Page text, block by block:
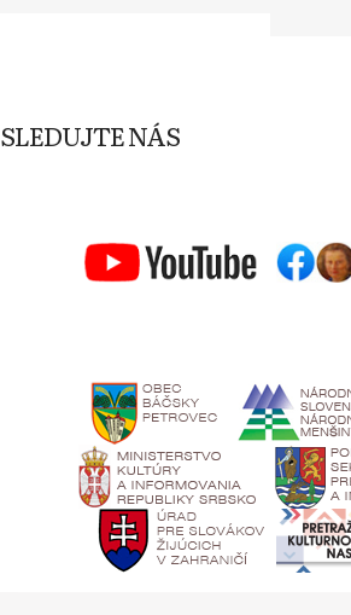
SLEDUJTE NÁS